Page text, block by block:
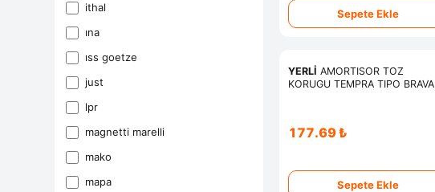
i̇thal
ina
iss goetze
just
lpr
magnetti̇ marelli̇
mako
mapa
Sepete Ekle
YERLİ AMORTISOR TOZ
KORUGU TEMPRA TIPO BRAVA
177.69 ₺
Sepete Ekle